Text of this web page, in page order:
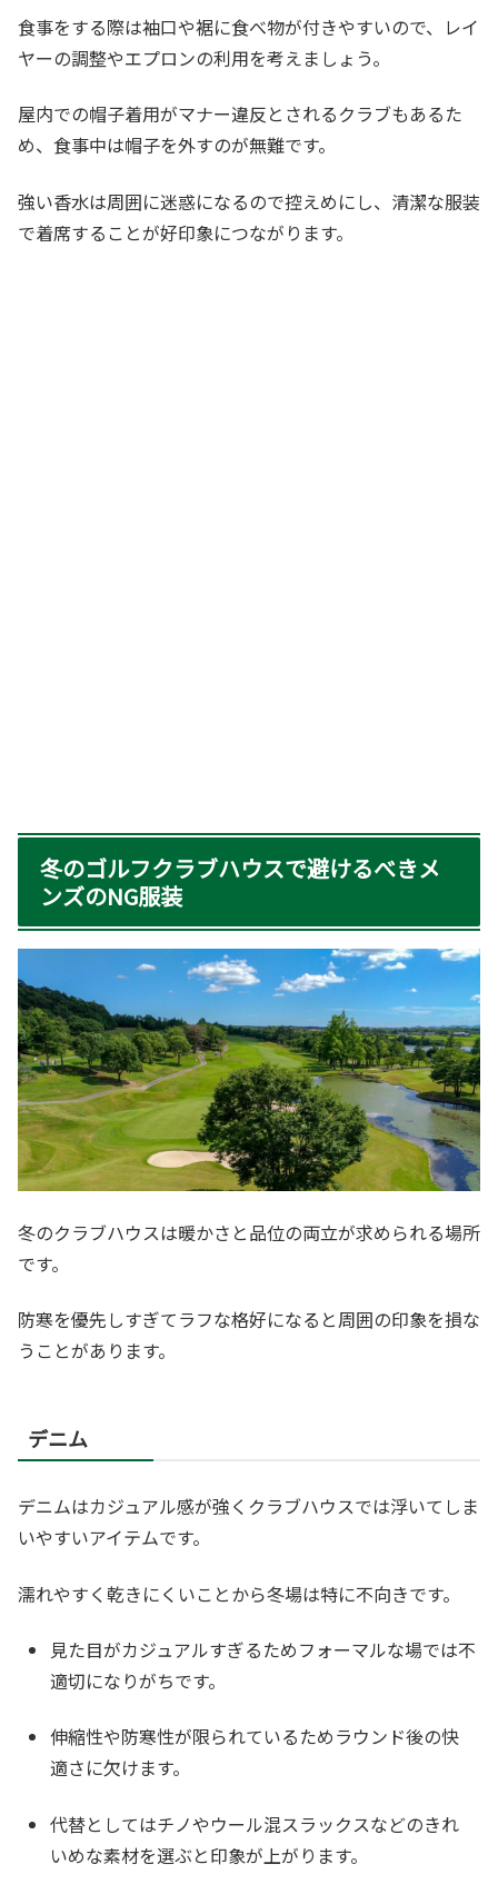
食事をする際は袖口や裾に食べ物が付きやすいので、レイ
ヤーの調整やエプロンの利用を考えましょう。
屋内での帽子着用がマナー違反とされるクラブもあるた
め、食事中は帽子を外すのが無難です。
強い香水は周囲に迷惑になるので控えめにし、清潔な服装
で着席することが好印象につながります。
冬のゴルフクラブハウスで避けるべきメ
ンズのNG服装
冬のクラブハウスは暖かさと品位の両立が求められる場所
です。
防寒を優先しすぎてラフな格好になると周囲の印象を損な
うことがあります。
デニム
デニムはカジュアル感が強くクラブハウスでは浮いてしま
いやすいアイテムです。
濡れやすく乾きにくいことから冬場は特に不向きです。
見た目がカジュアルすぎるためフォーマルな場では不
適切になりがちです。
伸縮性や防寒性が限られているためラウンド後の快
適さに欠けます。
代替としてはチノやウール混スラックスなどのきれ
いめな素材を選ぶと印象が上がります。